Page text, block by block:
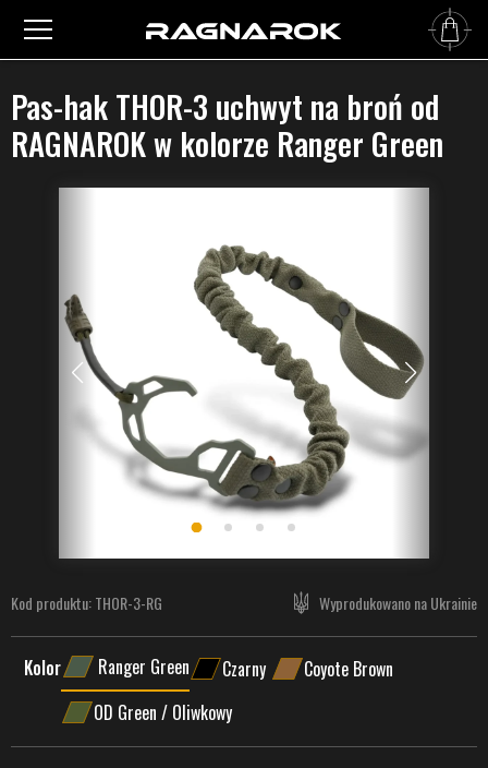
Główna› Akcesoria›Pas-hak THOR-3 uchwyt na broń od RAGNAROK w
Pas-hak THOR-3 uchwyt na broń od
RAGNAROK w kolorze Ranger Green
Kod produktu:THOR-3-RG Wyprodukowano na Ukrainie
Kolor Ranger Green Czarny
Coyote Brown
OD Green / Oliwkowy